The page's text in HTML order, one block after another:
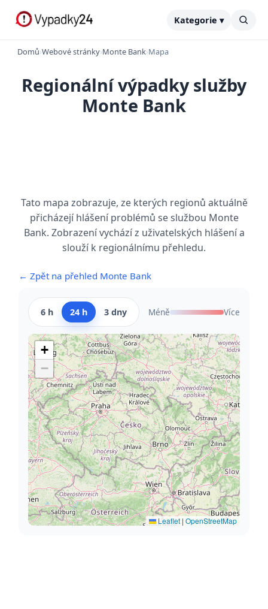
Kategorie ▾
Domů›Webové stránky›Monte Bank›Mapa
Regionální výpadky služby
Monte Bank
Tato mapa zobrazuje, ze kterých regionů aktuálně
přicházejí hlášení problémů se službou Monte
Bank. Zobrazení vychází z uživatelských hlášení a
slouží k regionálnímu přehledu.
← Zpět na přehled Monte Bank
6 h 24 h 3 dny Méně Více
+
−
Leaflet | OpenStreetMap